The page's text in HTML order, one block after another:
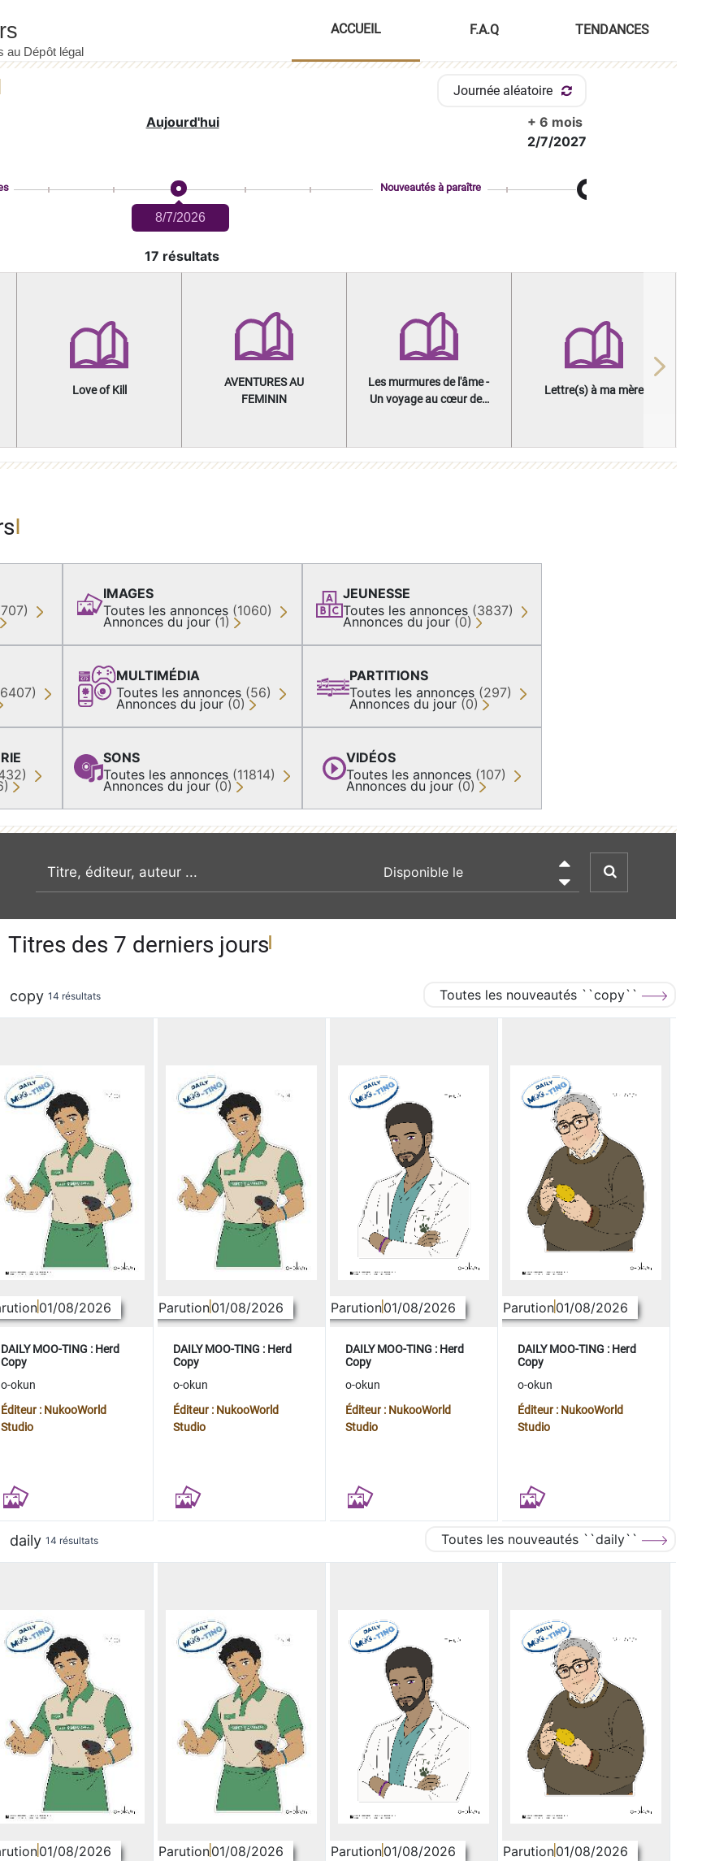
ACCUEIL F.A.Q TENDANCES
Journée aléatoire
Aujourd'hui
+ 6 mois
2/7/2027
8/7/2026
Nouveautés à paraître
17 résultats
Love of Kill
AVENTURES AU
FEMININ
Les murmures de l'âme -
Un voyage au cœur des
Lettre(s) à ma mère
Next
IMAGES
Toutes les annonces (1060)
Annonces du jour (1)
MULTIMÉDIA
Toutes les annonces (56)
Annonces du jour (0)
SONS
Toutes les annonces (11814)
Annonces du jour (0)
JEUNESSE
Toutes les annonces (3837)
Annonces du jour (0)
PARTITIONS
Toutes les annonces (297)
Annonces du jour (0)
VIDÉOS
Toutes les annonces (107)
Annonces du jour (0)
recherche par mot clé

Titres des 7 derniers jours
copy 14 résultats Toutes les nouveautés ``copy``
01/08/2026
DAILY MOO-TING : Herd
Copy
o-okun
Éditeur : NukooWorld
Studio
Parution01/08/2026
DAILY MOO-TING : Herd
Copy
o-okun
Éditeur : NukooWorld
Studio
Parution01/08/2026
DAILY MOO-TING : Herd
Copy
o-okun
Éditeur : NukooWorld
Studio
Parution01/08/2026
DAILY MOO-TING : Herd
Copy
o-okun
Éditeur : NukooWorld
Studio
daily 14 résultats Toutes les nouveautés ``daily``
01/08/2026 Parution01/08/2026 Parution01/08/2026 Parution01/08/2026